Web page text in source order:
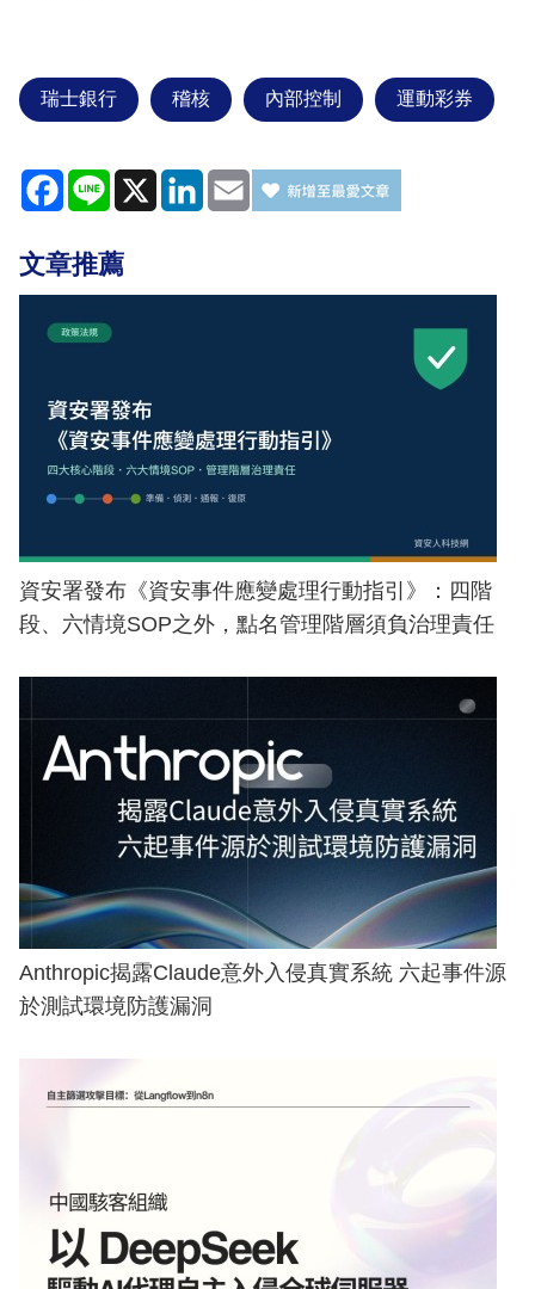
瑞士銀行 稽核 內部控制 運動彩券
Facebook
Line X LinkedIn
Email
文章推薦
資安署發布《資安事件應變處理行動指引》：四階
段、六情境SOP之外，點名管理階層須負治理責任
Anthropic揭露Claude意外入侵真實系統 六起事件源
於測試環境防護漏洞